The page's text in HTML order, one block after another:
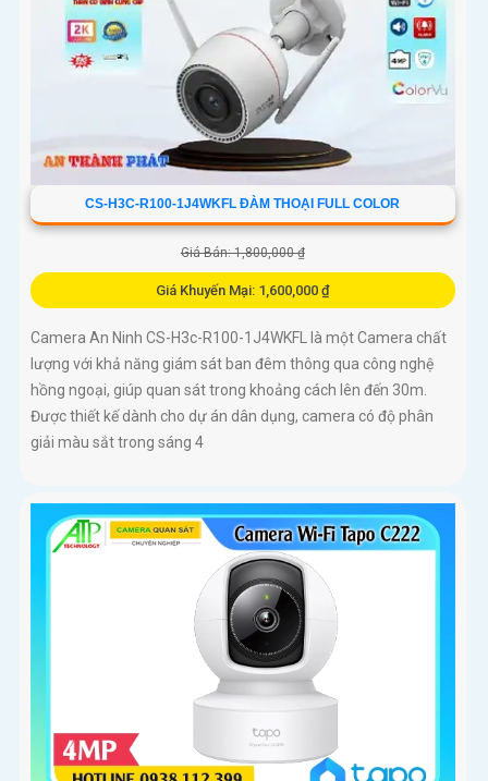
CS-H3C-R100-1J4WKFL ĐÀM THOẠI FULL COLOR
Giá Bán: 1,800,000 ₫
Giá Khuyến Mại: 1,600,000 ₫
Camera An Ninh CS-H3c-R100-1J4WKFL là một Camera chất
lượng với khả năng giám sát ban đêm thông qua công nghệ
hồng ngoại, giúp quan sát trong khoảng cách lên đến 30m.
Được thiết kế dành cho dự án dân dụng, camera có độ phân
giải màu sắt trong sáng 4